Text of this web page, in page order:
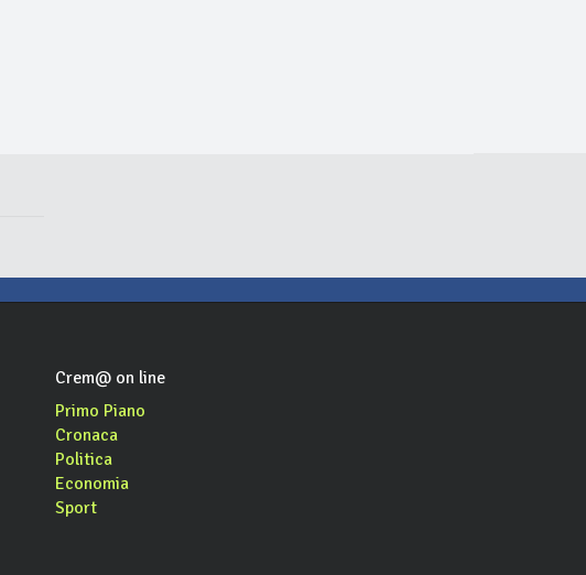
Crem@ on line
Primo Piano
Cronaca
Politica
Economia
Sport